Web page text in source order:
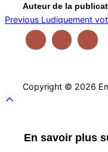
Auteur de la
Navigation
Previous
Previous Ludiquement
Copyright © 2026
En savoir plus